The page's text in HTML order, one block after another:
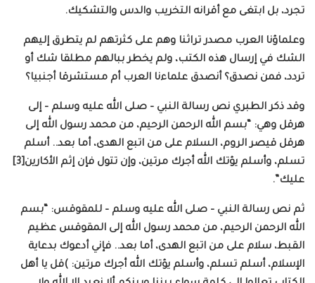
تجرد، بل ابتغى مع أقرانه التخريب والدس والتشكيك.
وعلماؤنا العرب مصدر تراثنا وهم على كثرتهم لم يتطرق إليهم
الشك في إرسال هذه الكتب، ولم يخطر ببالهم مطلقا شك أو
تردد، فمن نصدق؟ أنصدق علماءنا العرب أم مستشرقا أجنبيا؟
وقد ذكر الطبري نص رسالة النبي – صلى الله عليه وسلم – إلى
هرقل وهي: “بسم الله الرحمن الرحيم، من محمد رسول الله إلى
هرقل قيصر الروم، السلام على من اتبع الهدى، أما بعد.. أسلم
تسلم، وأسلم يؤتك الله أجرك مرتين، وإن تتول فإن إثم الأكارين[3]
عليك”.
ثم نص رسالة النبي – صلى الله عليه وسلم – للمقوقس: “بسم
الله الرحمن الرحيم، من محمد رسول الله إلى المقوقس عظيم
القبط، سلام على من اتبع الهدى، أما بعد.. فإني أدعوك بدعاية
الإسلام، أسلم تسلم، وأسلم يؤتك الله أجرك مرتين: )قل يا أهل